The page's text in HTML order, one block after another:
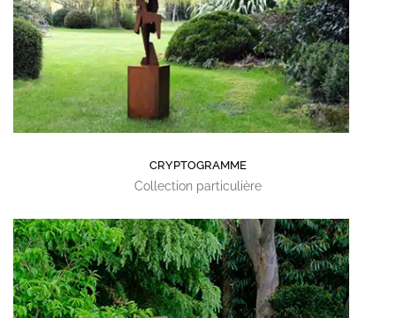
CRYPTOGRAMME
Collection particulière